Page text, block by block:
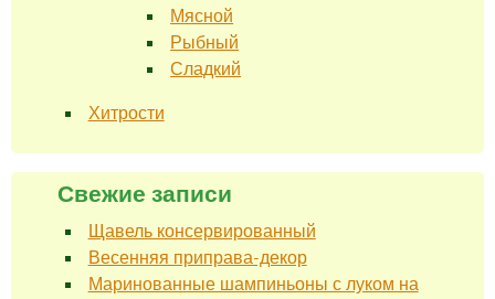
Мясной
Рыбный
Сладкий
Хитрости
Свежие записи
Щавель консервированный
Весенняя приправа-декор
Маринованные шампиньоны с луком на